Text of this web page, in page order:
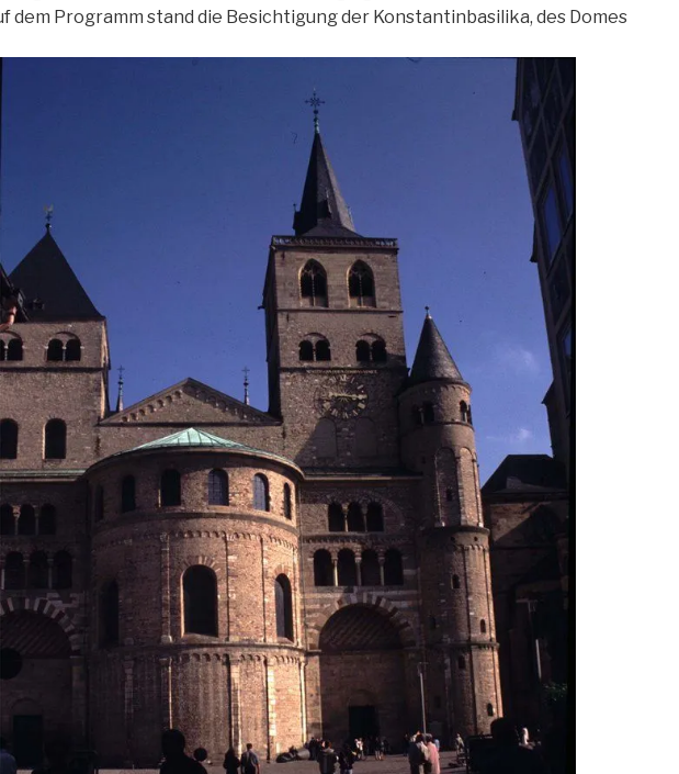
dem Programm stand die Besichtigung der Konstantinbasilika, des Domes